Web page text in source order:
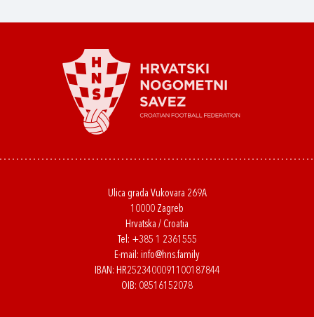
Ulica grada Vukovara 269A
10000 Zagreb
Hrvatska / Croatia
Tel: +385 1 2361555
E-mail: info@hns.family
IBAN: HR2523400091100187844
OIB: 08516152078